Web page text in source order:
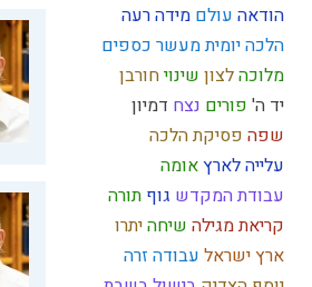
הודאה עולם מידה רעה
הלכה יומיתמעשר כספים
מלוכהלצון שינויחורבן
יד ה' פורים נצח דמיון
שפה פסיקת הלכה
עלייה לארץאומה
עבודת המקדש גוף תורה
קריאת מגילה שיחהיתרו
ארץ ישראל עבודה זרה